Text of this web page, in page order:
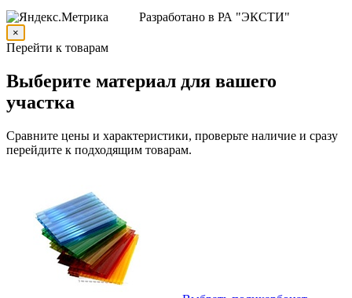
Разработано в РА "ЭКСТИ"
×
Перейти к товарам
Выберите материал для вашего
участка
Сравните цены и характеристики, проверьте наличие и сразу
перейдите к подходящим товарам.